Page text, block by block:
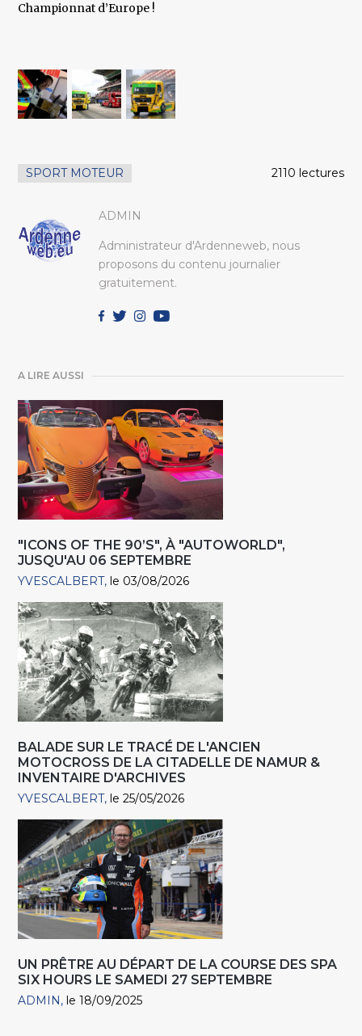
Championnat d’Europe !
SPORT MOTEUR 2110 lectures
ADMIN
Administrateur d'Ardenneweb, nous
proposons du contenu journalier
gratuitement.
A LIRE AUSSI
"ICONS OF THE 90’S", À "AUTOWORLD",
JUSQU'AU 06 SEPTEMBRE
YVESCALBERT le 03/08/2026
BALADE SUR LE TRACÉ DE L'ANCIEN
MOTOCROSS DE LA CITADELLE DE NAMUR &
INVENTAIRE D'ARCHIVES
YVESCALBERT le 25/05/2026
UN PRÊTRE AU DÉPART DE LA COURSE DES SPA
SIX HOURS LE SAMEDI 27 SEPTEMBRE
ADMIN le 18/09/2025